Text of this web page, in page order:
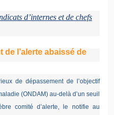
d’internes et de chefs
de l’alerte abaissé de
de dépassement de l’objectif
(ONDAM) au-delà d’un seuil
comité d’alerte, le notifie au